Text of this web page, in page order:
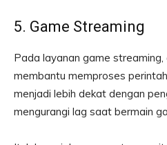
5. Game Streaming
Pada layanan game
membantu memproses
menjadi lebih dekat dengan
mengurangi lag saat bermain